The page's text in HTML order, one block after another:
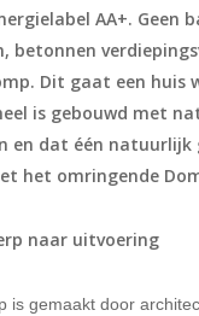
AA+. Geen
betonnen
Dit gaat een huis
is gebouwd met
en dat één natuurlijk
het omringende
naar uitvoering
is gemaakt door